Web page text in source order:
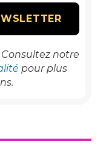
notre
pour plus